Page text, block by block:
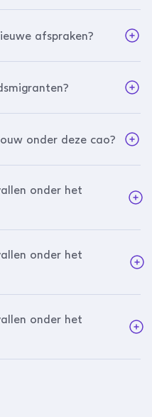
afspraken?
onder deze cao?
onder het
onder het
onder het